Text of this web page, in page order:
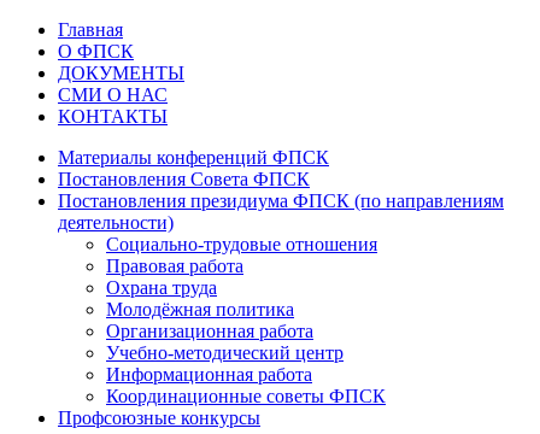
Главная
О ФПСК
ДОКУМЕНТЫ
СМИ О НАС
КОНТАКТЫ
Материалы конференций ФПСК
Постановления Совета ФПСК
Постановления президиума ФПСК (по направлениям
деятельности)
Социально-трудовые отношения
Правовая работа
Охрана труда
Молодёжная политика
Организационная работа
Учебно-методический центр
Информационная работа
Координационные советы ФПСК
Профсоюзные конкурсы